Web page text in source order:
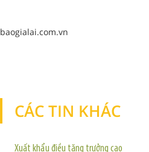
baogialai.com.vn
CÁC TIN KHÁC
Xuất khẩu điều tăng trưởng cao